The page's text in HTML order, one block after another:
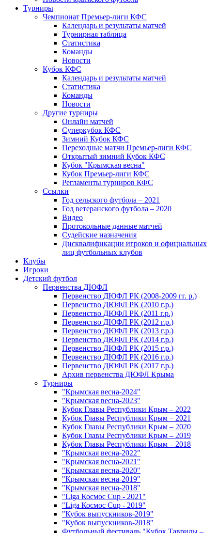
Турниры
Чемпионат Премьер-лиги КФС
Календарь и результаты матчей
Турнирная таблица
Статистика
Команды
Новости
Кубок КФС
Календарь и результаты матчей
Статистика
Команды
Новости
Другие турниры
Онлайн матчей
Суперкубок КФС
Зимний Кубок КФС
Переходные матчи Премьер-лиги КФС
Открытый зимний Кубок КФС
Кубок "Крымская весна"
Кубок Премьер-лиги КФС
Регламенты турниров КФС
Ссылки
Год сельского футбола – 2021
Год ветеранского футбола – 2020
Видео
Протокольные данные матчей
Судейские назначения
Дисквалификации игроков и официальных
лиц футбольных клубов
Клубы
Игроки
Детский футбол
Первенства ДЮФЛ
Первенство ДЮФЛ РК (2008-2009 гг. р.)
Первенство ДЮФЛ РК (2010 г.р.)
Первенство ДЮФЛ РК (2011 г.р.)
Первенство ДЮФЛ РК (2012 г.р.)
Первенство ДЮФЛ РК (2013 г.р.)
Первенство ДЮФЛ РК (2014 г.р.)
Первенство ДЮФЛ РК (2015 г.р.)
Первенство ДЮФЛ РК (2016 г.р.)
Первенство ДЮФЛ РК (2017 г.р.)
Архив первенства ДЮФЛ Крыма
Турниры
"Крымская весна-2024"
"Крымская весна-2023"
Кубок Главы Республики Крым – 2022
Кубок Главы Республики Крым – 2021
Кубок Главы Республики Крым – 2020
Кубок Главы Республики Крым – 2019
Кубок Главы Республики Крым – 2018
"Крымская весна-2022"
"Крымская весна-2021"
"Крымская весна-2020"
"Крымская весна-2019"
"Крымская весна-2018"
"Liga Космос Cup - 2021"
"Liga Космос Cup - 2019"
"Кубок выпускников-2019"
"Кубок выпускников-2018"
Футбольный фестиваль "Кубок Тавриды –